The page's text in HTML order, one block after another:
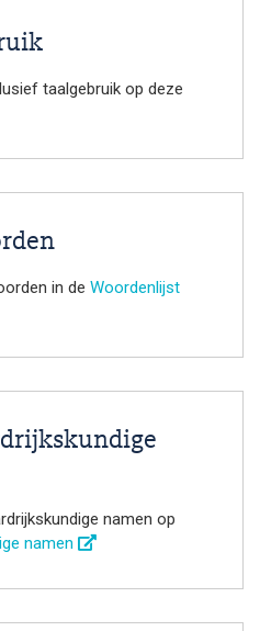
taalgebruik op deze
in de Woordenlijst
namen op
namen